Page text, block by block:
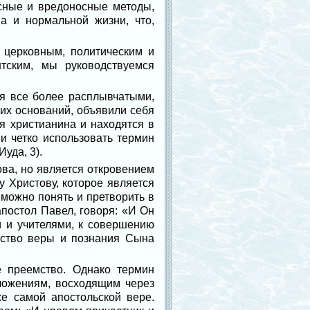
и вредоносные методы,
и нормальной жизни, что,
политическим и
мы руководствуемся
все более расплывчатыми,
оснований, объявили себя
христианина и находятся в
использовать термин
3).
но является откровением
которое является
понять и претворить в
Павел, говоря: «И Он
и учителями, к совершению
веры и познания Сына
преемство. Однако термин
восходящим через
самой апостольской вере.